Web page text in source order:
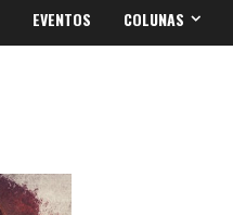
EVENTOS COLUNAS